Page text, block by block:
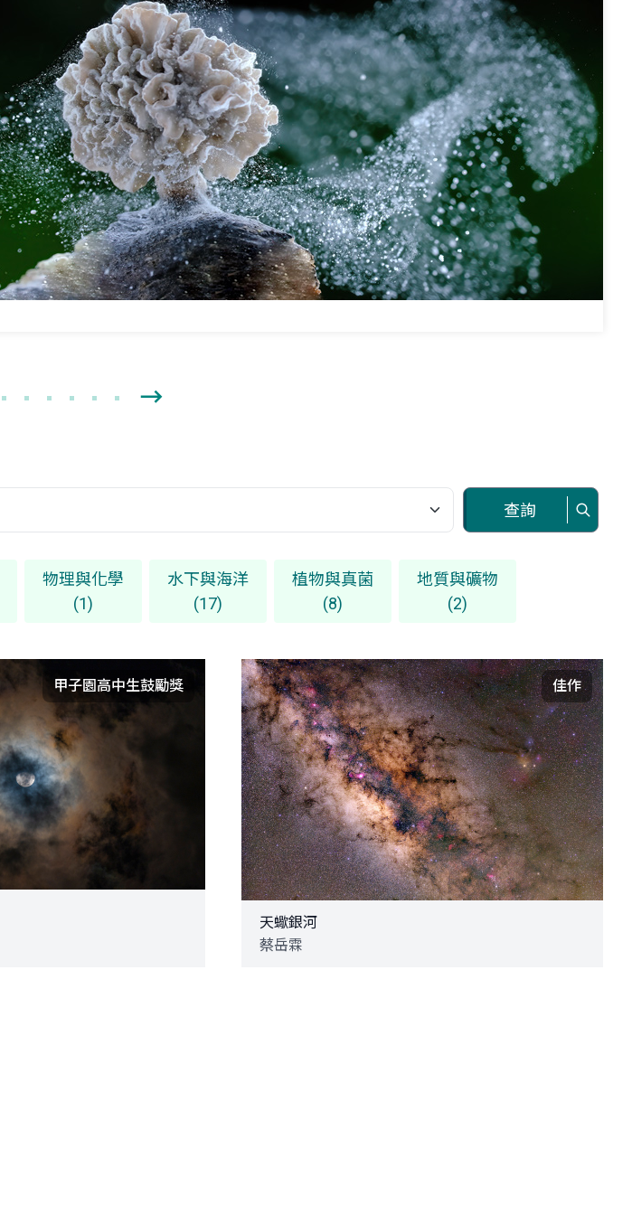
查詢
物理與化學
(1)
水下與海洋
(17)
植物與真菌
(8)
地質與礦物
(2)
甲子園高中生鼓勵獎 佳作
天蠍銀河
蔡岳霖